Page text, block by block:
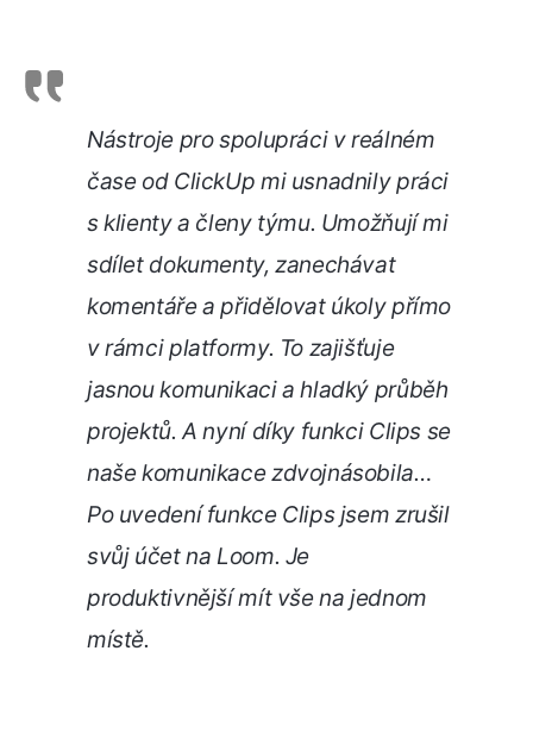
Nástroje pro spolupráci v reálném
čase od ClickUp mi usnadnily práci
s klienty a členy týmu. Umožňují mi
sdílet dokumenty, zanechávat
komentáře a přidělovat úkoly přímo
v rámci platformy. To zajišťuje
jasnou komunikaci a hladký průběh
projektů. A nyní díky funkci Clips se
naše komunikace zdvojnásobila…
Po uvedení funkce Clips jsem zrušil
svůj účet na Loom. Je
produktivnější mít vše na jednom
místě.